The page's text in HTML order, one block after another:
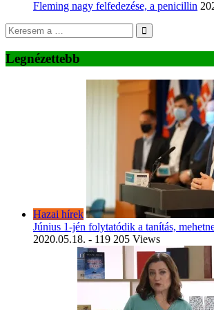
Fleming nagy felfedezése, a penicillin
Legnézettebb
Hazai hírek
Június 1-jén folytatódik a tanítás,
2020.05.18. - 119 205 Views